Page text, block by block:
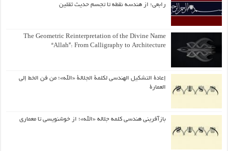
رابعی؛ از هندسه نقطه تا تجسم حدیث ثقلین
The Geometric Reinterpretation of the Divine Name
“Allah”: From Calligraphy to Architecture
إعادة التشكيل الهندسي لكلمة الجلالة «الله»؛ من فن الخط إلى
العمارة
بازآفرینی هندسی کلمه جلاله «الله»؛ از خوشنویسی تا معماری